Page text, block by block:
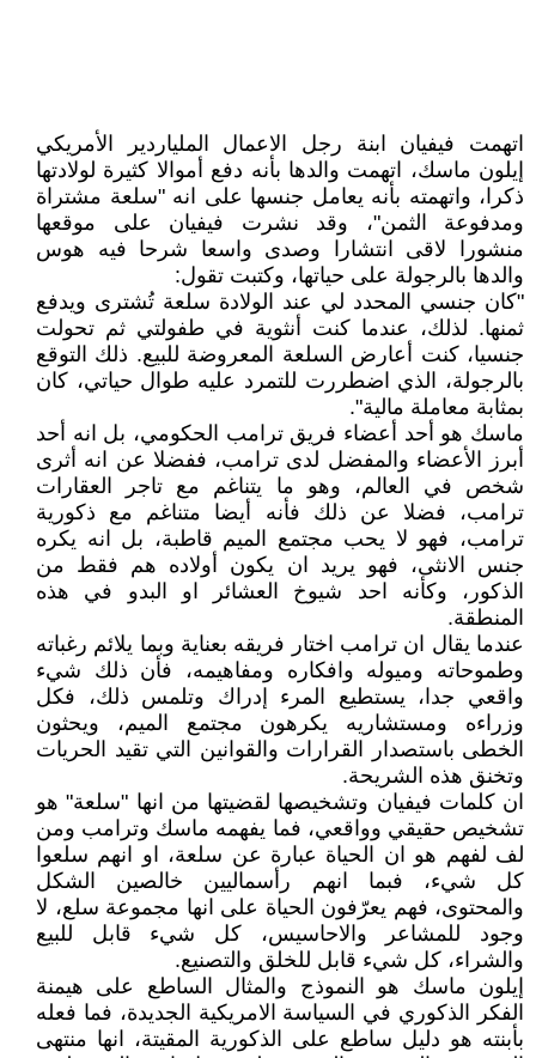
اتهمت فيفيان ابنة رجل الاعمال الملياردير الأمريكي
إيلون ماسك، اتهمت والدها بأنه دفع أموالا كثيرة لولادتها
ذكرا، واتهمته بأنه يعامل جنسها على انه "سلعة مشتراة
ومدفوعة الثمن"، وقد نشرت فيفيان على موقعها
منشورا لاقى انتشارا وصدى واسعا شرحا فيه هوس
والدها بالرجولة على حياتها، وكتبت تقول:
"كان جنسي المحدد لي عند الولادة سلعة تُشترى ويدفع
ثمنها. لذلك، عندما كنت أنثوية في طفولتي ثم تحولت
جنسيا، كنت أعارض السلعة المعروضة للبيع. ذلك التوقع
بالرجولة، الذي اضطررت للتمرد عليه طوال حياتي، كان
بمثابة معاملة مالية".
ماسك هو أحد أعضاء فريق ترامب الحكومي، بل انه أحد
أبرز الأعضاء والمفضل لدى ترامب، ففضلا عن انه أثرى
شخص في العالم، وهو ما يتناغم مع تاجر العقارات
ترامب، فضلا عن ذلك فأنه أيضا متناغم مع ذكورية
ترامب، فهو لا يحب مجتمع الميم قاطبة، بل انه يكره
جنس الانثى، فهو يريد ان يكون أولاده هم فقط من
الذكور، وكأنه احد شيوخ العشائر او البدو في هذه
المنطقة.
عندما يقال ان ترامب اختار فريقه بعناية وبما يلائم رغباته
وطموحاته وميوله وافكاره ومفاهيمه، فأن ذلك شيء
واقعي جدا، يستطيع المرء إدراك وتلمس ذلك، فكل
وزراءه ومستشاريه يكرهون مجتمع الميم، ويحثون
الخطى باستصدار القرارات والقوانين التي تقيد الحريات
وتخنق هذه الشريحة.
ان كلمات فيفيان وتشخيصها لقضيتها من انها "سلعة" هو
تشخيص حقيقي وواقعي، فما يفهمه ماسك وترامب ومن
لف لفهم هو ان الحياة عبارة عن سلعة، او انهم سلعوا
كل شيء، فبما انهم رأسماليين خالصين الشكل
والمحتوى، فهم يعرّفون الحياة على انها مجموعة سلع، لا
وجود للمشاعر والاحاسيس، كل شيء قابل للبيع
والشراء، كل شيء قابل للخلق والتصنيع.
إيلون ماسك هو النموذج والمثال الساطع على هيمنة
الفكر الذكوري في السياسة الامريكية الجديدة، فما فعله
بأبنته هو دليل ساطع على الذكورية المقيتة، انها منتهى